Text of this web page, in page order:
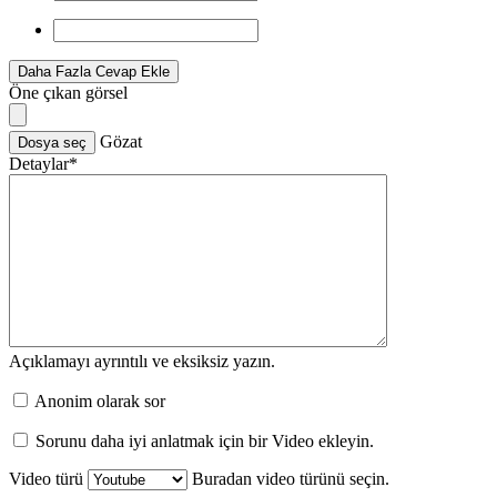
Daha Fazla Cevap Ekle
Öne çıkan görsel
Dosya seç
Gözat
Detaylar*
Açıklamayı ayrıntılı ve eksiksiz yazın.
Anonim olarak sor
Sorunu daha iyi anlatmak için bir Video ekleyin.
Video türü
Buradan video türünü seçin.